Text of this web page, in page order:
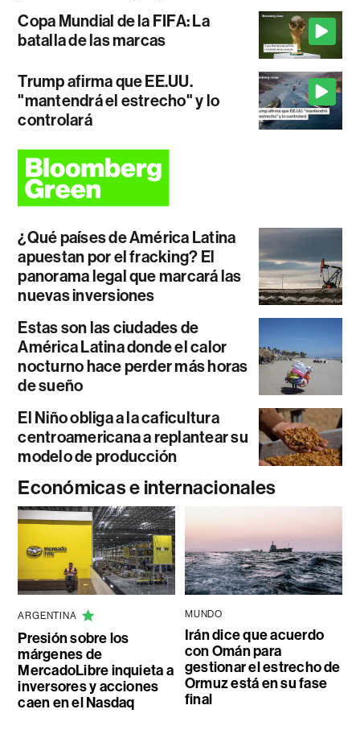
Copa Mundial de la FIFA: La
batalla de las marcas
Trump afirma que EE.UU.
"mantendrá el estrecho" y lo
controlará
¿Qué países de América Latina
apuestan por el fracking? El
panorama legal que marcará las
nuevas inversiones
Estas son las ciudades de
América Latina donde el calor
nocturno hace perder más horas
de sueño
El Niño obliga a la caficultura
centroamericana a replantear su
modelo de producción
Económicas e internacionales
ARGENTINA
Presión sobre los
márgenes de
MercadoLibre inquieta a
inversores y acciones
caen en el Nasdaq
MUNDO
Irán dice que acuerdo
con Omán para
gestionar el estrecho de
Ormuz está en su fase
final